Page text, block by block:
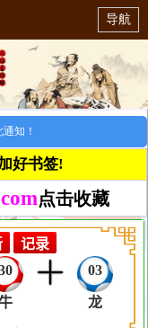
导航
知！
好书签!
点击收藏